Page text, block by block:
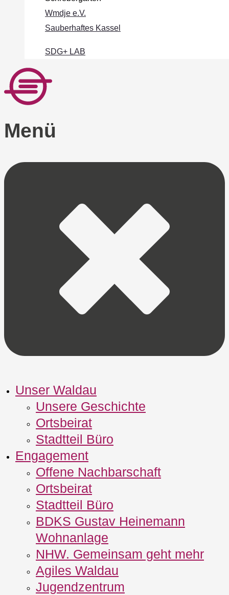
Wmdje e.V.
Sauberhaftes Kassel
SDG+ LAB
Menü
Unser Waldau
Unsere Geschichte
Ortsbeirat
Stadtteil Büro
Engagement
Offene Nachbarschaft
Ortsbeirat
Stadtteil Büro
BDKS Gustav Heinemann
Wohnanlage
NHW. Gemeinsam geht mehr
Agiles Waldau
Jugendzentrum